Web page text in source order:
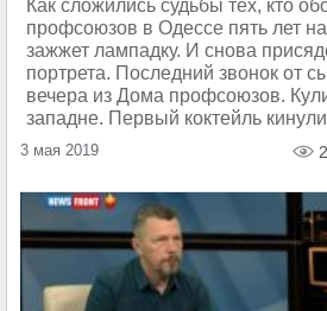
Как сложились судьбы тех, кто
профсоюзов в Одессе пять лет
зажжет лампадку. И снова
портрета. Последний звонок от
вечера из Дома профсоюзов.
западне. Первый коктейль
3 мая 2019